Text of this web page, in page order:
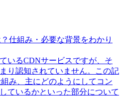
仕組み・必要な背景をわかり
いるCDNサービスですが、そ
り認知されていません。この記
み、主にどのようにしてコン
ているかといった部分について